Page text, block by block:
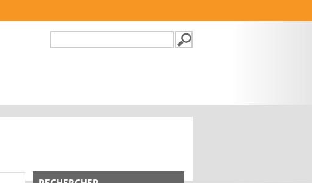
FORMULAIRE DE